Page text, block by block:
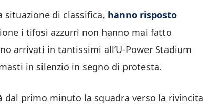
situazione di classifica, hanno risposto
i tifosi azzurri non hanno mai fatto
arrivati in tantissimi all’U-Power Stadium
in silenzio in segno di protesta.
primo minuto la squadra verso la rivincita